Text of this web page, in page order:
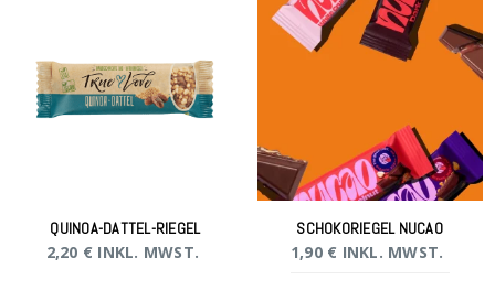
QUINOA-DATTEL-RIEGEL
2,20 € INKL. MWST.
SCHOKORIEGEL NUCAO
1,90 € INKL. MWST.